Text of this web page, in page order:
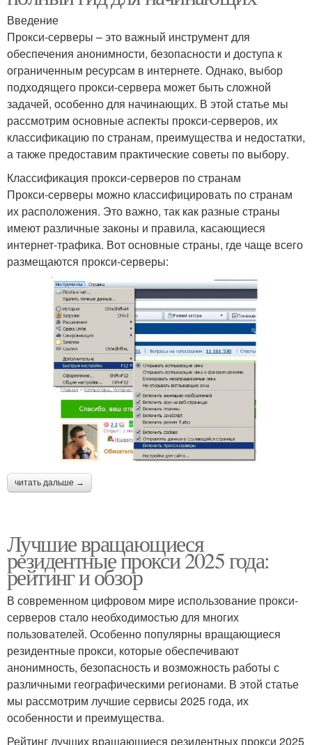
Введение
Прокси-серверы – это важный инструмент для
обеспечения анонимности, безопасности и доступа к
ограниченным ресурсам в интернете. Однако, выбор
подходящего прокси-сервера может быть сложной
задачей, особенно для начинающих. В этой статье мы
рассмотрим основные аспекты прокси-серверов, их
классификацию по странам, преимущества и недостатки,
а также предоставим практические советы по выбору.
Классификация прокси-серверов по странам
Прокси-серверы можно классифицировать по странам
их расположения. Это важно, так как разные страны
имеют различные законы и правила, касающиеся
интернет-трафика. Вот основные страны, где чаще всего
размещаются прокси-серверы:
читать дальше →
Лучшие вращающиеся
резидентные прокси 2025 года:
рейтинг и обзор
В современном цифровом мире использование прокси-
серверов стало необходимостью для многих
пользователей. Особенно популярны вращающиеся
резидентные прокси, которые обеспечивают
анонимность, безопасность и возможность работы с
различными географическими регионами. В этой статье
мы рассмотрим лучшие сервисы 2025 года, их
особенности и преимущества.
Рейтинг лучших вращающиеся резидентных прокси 2025